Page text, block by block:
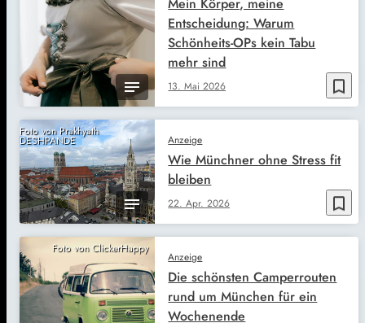
bookmark_border
13. Mai 2026
Entscheidung: Warum
Schönheits-OPs kein Tabu
mehr sind
Foto von Prakhyath
DESHPANDE
bookmark_border
Anzeige
22. Apr. 2026
Wie Münchner ohne Stress fit
bleiben
Foto von ClickerHappy
Anzeige
Die schönsten Camperrouten
rund um München für ein
Wochenende